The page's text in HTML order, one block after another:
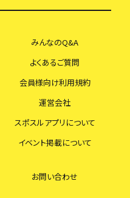
みんなのQ&A
よくあるご質問
会員様向け利用規約
運営会社
スポスルアプリについて
イベント掲載について
お問い合わせ